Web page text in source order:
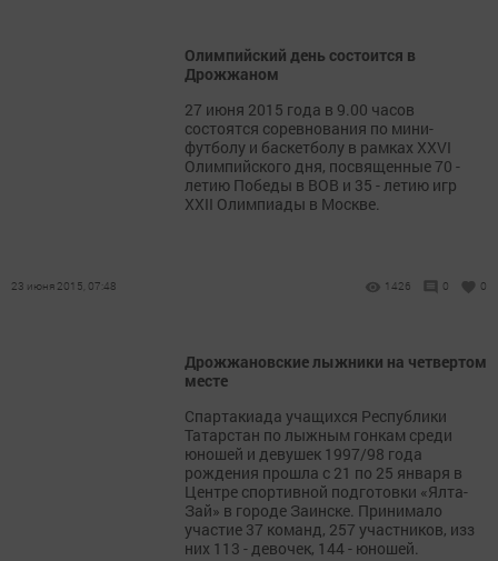
Олимпийский день состоится в
Дрожжаном
27 июня 2015 года в 9.00 часов
состоятся соревнования по мини-
футболу и баскетболу в рамках XXVI
Олимпийского дня, посвященные 70 -
летию Победы в ВОВ и 35 - летию игр
XXII Олимпиады в Москве.
23 июня 2015, 07:48 1426 0 0
Дрожжановские лыжники на четвертом
месте
Спартакиада учащихся Республики
Татарстан по лыжным гонкам среди
юношей и девушек 1997/98 года
рождения прошла с 21 по 25 января в
Центре спортивной подготовки «Ялта-
Зай» в городе Заинске. Принимало
участие 37 команд, 257 участников, изз
них 113 - девочек, 144 - юношей.